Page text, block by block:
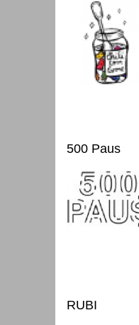
500 Paus
RUBI